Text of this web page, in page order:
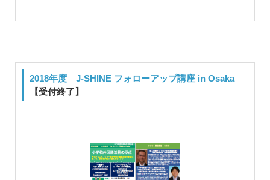
—
2018年度 J-SHINE フォローアップ講座 in Osaka
【受付終了】